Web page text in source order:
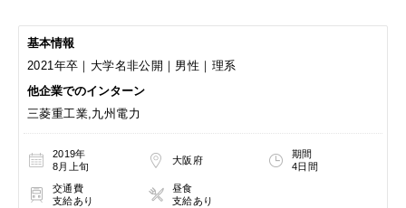
基本情報
2021年卒｜大学名非公開｜男性｜理系
他企業でのインターン
三菱重工業,九州電力
2019年
8月上旬
大阪府
期間
4日間
交通費
支給あり
昼食
支給あり